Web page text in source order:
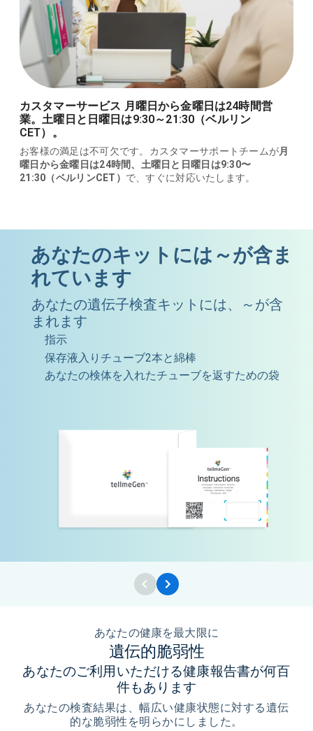
カスタマーサービス 月曜日から金曜日は24時間営
業。土曜日と日曜日は9:30～21:30（ベルリン
CET）。
お客様の満足は不可欠です。カスタマーサポートチームが月
曜日から金曜日は24時間、土曜日と日曜日は9:30〜
21:30（ベルリンCET） で、すぐに対応いたします。
あなたのキットには～が含ま
れています
あなたの遺伝子検査キットには、～が含
まれます
指示
保存液入りチューブ2本と綿棒
あなたの検体を入れたチューブを返すための袋
あなたの健康を最大限に
遺伝的脆弱性
あなたのご利用いただける健康報告書が何百
件もあります
あなたの検査結果は、幅広い健康状態に対する遺伝
的な脆弱性を明らかにしました。